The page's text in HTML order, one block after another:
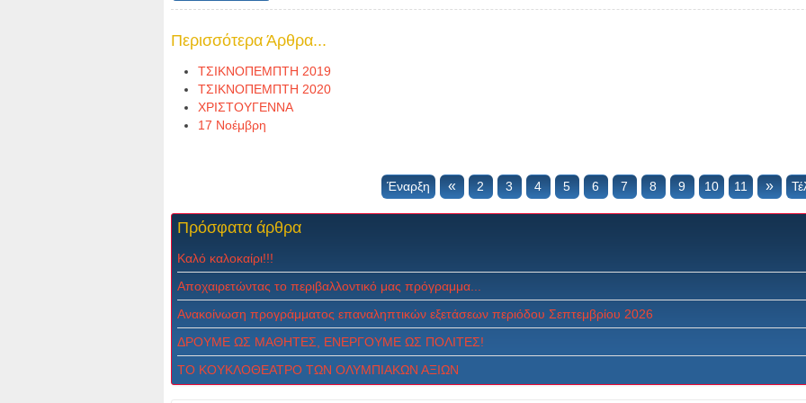
Περισσότερα Άρθρα...
ΤΣΙΚΝΟΠΕΜΠΤΗ 2019
ΤΣΙΚΝΟΠΕΜΠΤΗ 2020
ΧΡΙΣΤΟΥΓΕΝΝΑ
17 Νοέμβρη
Έναρξη « 2 3 4 5 6 7 8 9 10 11 »
Πρόσφατα άρθρα
Καλό καλοκαίρι!!!
Αποχαιρετώντας το περιβαλλοντικό μας πρόγραμμα...
Ανακοίνωση προγράμματος επαναληπτικών εξετάσεων περιόδου Σεπτεμβρίου 2026
ΔPOYME ΩΣ MAΘHTEΣ, ENEPΓOYME ΩΣ ΠOΛITEΣ!
ΤΟ ΚΟΥΚΛΟΘΕΑΤΡΟ ΤΩΝ ΟΛΥΜΠΙΑΚΩΝ ΑΞΙΩΝ